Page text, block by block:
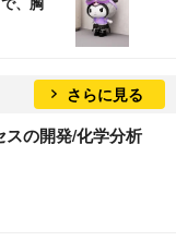
さらに見る
スの開発/化学分析